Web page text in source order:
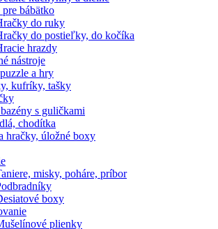
bábätko
do ruky
do postieľky, do kočíka
hrazdy
nástroje
a hry
kufríky, tašky
s guličkami
chodítka
hračky, úložné boxy
misky, poháre, príbor
boxy
plienky